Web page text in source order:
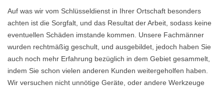
Auf was wir vom Schlüsseldienst in Ihrer Ortschaft besonders
achten ist die Sorgfalt, und das Resultat der Arbeit, sodass keine
eventuellen Schäden imstande kommen. Unsere Fachmänner
wurden rechtmäßig geschult, und ausgebildet, jedoch haben Sie
auch noch mehr Erfahrung bezüglich in dem Gebiet gesammelt,
indem Sie schon vielen anderen Kunden weitergeholfen haben.
Wir versuchen nicht unnötige Geräte, oder andere Werkzeuge